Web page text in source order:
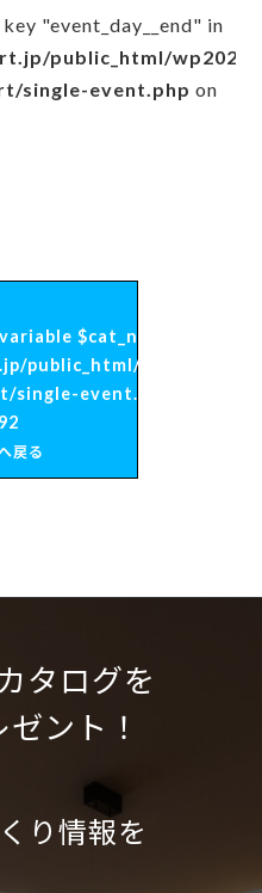
"event_day__end" in
public_html/
single-event.php on
$cat_name in
public_html/wp2026/wp-
single-event.php
戻る
タログを
ント！
り情報を